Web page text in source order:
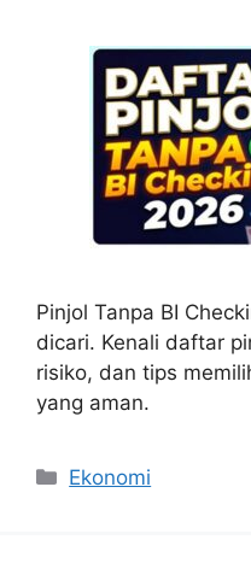
Pinjol Tanpa BI
dicari. Kenali daftar
risiko, dan tips
yang aman.
Categories
Ekonomi